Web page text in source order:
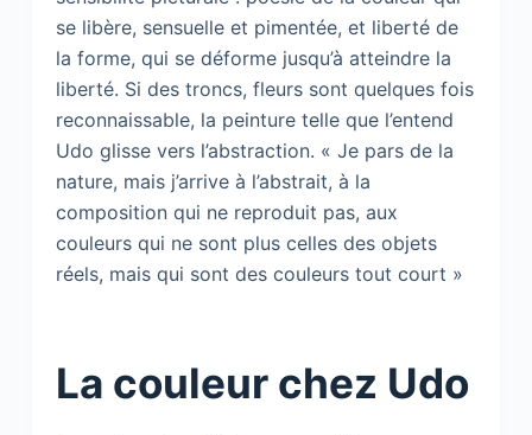
se libère, sensuelle et pimentée, et liberté de
la forme, qui se déforme jusqu’à atteindre la
liberté. Si des troncs, fleurs sont quelques fois
reconnaissable, la peinture telle que l’entend
Udo glisse vers l’abstraction. « Je pars de la
nature, mais j’arrive à l’abstrait, à la
composition qui ne reproduit pas, aux
couleurs qui ne sont plus celles des objets
réels, mais qui sont des couleurs tout court »
La couleur chez Udo